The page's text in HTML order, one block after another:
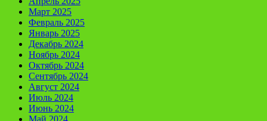
Март 2025
Февраль 2025
Январь 2025
Декабрь 2024
Ноябрь 2024
Октябрь 2024
Сентябрь 2024
Август 2024
Июль 2024
Июнь 2024